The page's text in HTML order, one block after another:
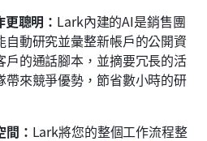
聰明： Lark內建的AI是銷售團
自動研究並彙整新帳戶的公開資
戶的通話腳本，並摘要冗長的活
帶來競爭優勢，節省數小時的研
： Lark將您的整個工作流程整